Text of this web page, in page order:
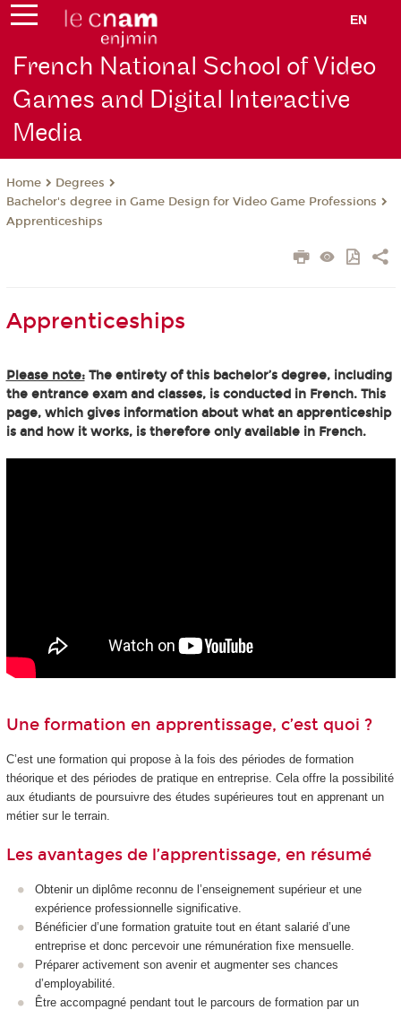
EN
French National School of Video
Games and Digital Interactive
Media
Home
Degrees
Bachelor's degree in Game Design for Video Game Professions
Apprenticeships
Apprenticeships
Please note:The entirety of this bachelor’s degree, including
the entrance exam and classes, is conducted in French. This
page, which gives information about what an apprenticeship
is and how it works, is therefore only available in French.
Une formation en apprentissage, c’est quoi ?
C’est une formation qui propose à la fois des périodes de formation
théorique et des périodes de pratique en entreprise. Cela offre la possibilité
aux étudiants de poursuivre des études supérieures tout en apprenant un
métier sur le terrain.
Les avantages de l’apprentissage, en résumé
Obtenir un diplôme reconnu de l’enseignement supérieur et une
expérience professionnelle significative.
Bénéficier d’une formation gratuite tout en étant salarié d’une
entreprise et donc percevoir une rémunération fixe mensuelle.
Préparer activement son avenir et augmenter ses chances
d’employabilité.
Être accompagné pendant tout le parcours de formation par un